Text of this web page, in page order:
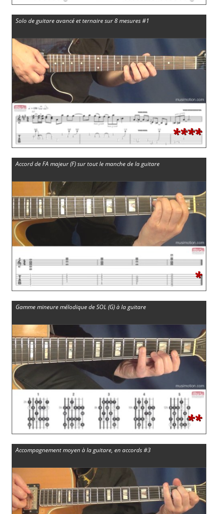
Solo de guitare avancé et ternaire sur 8 mesures #1
****
Accord de FA majeur (F) sur tout le manche de la guitare
*
Gamme mineure mélodique de SOL (G) à la guitare
**
Accompagnement moyen à la guitare, en accords #3